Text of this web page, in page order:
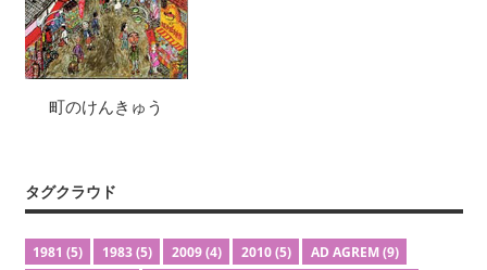
町のけんきゅう
タグクラウド
1981 (5) 1983(5) 2009(4) 2010(5) AD AGREM(9)